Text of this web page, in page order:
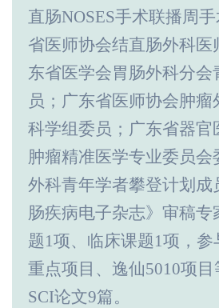
直肠NOSES手术联播周
省医师协会结直肠外科医
东省医学会胃肠外科分会
员；广东省医师协会肿
科学组委员；广东省器官
肿瘤精准医学专业委员会
外科青年学者攀登计划成
肠疾病电子杂志》审稿专
题1项、临床课题1项，参
重点项目、逸仙5010项目
SCI论文9篇。